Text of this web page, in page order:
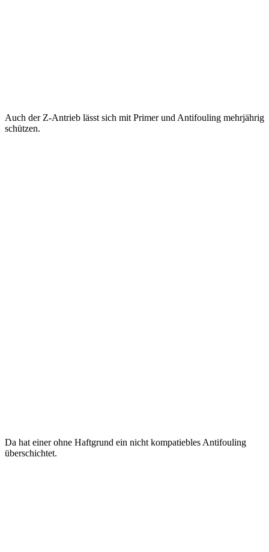
Auch der Z-Antrieb lässt sich mit Primer und Antifouling mehrjährig
schützen.
Da hat einer ohne Haftgrund ein nicht kompatiebles Antifouling
überschichtet.